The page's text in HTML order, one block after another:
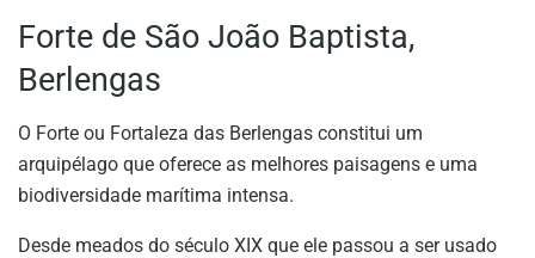
Forte de São João Baptista,
Berlengas
O Forte ou Fortaleza das Berlengas constitui um
arquipélago que oferece as melhores paisagens e uma
biodiversidade marítima intensa.
Desde meados do século XIX que ele passou a ser usado